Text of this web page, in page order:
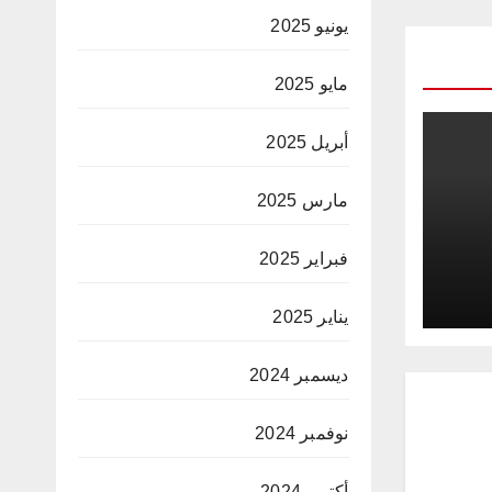
يونيو 2025
مايو 2025
أبريل 2025
مارس 2025
فبراير 2025
يناير 2025
ديسمبر 2024
نوفمبر 2024